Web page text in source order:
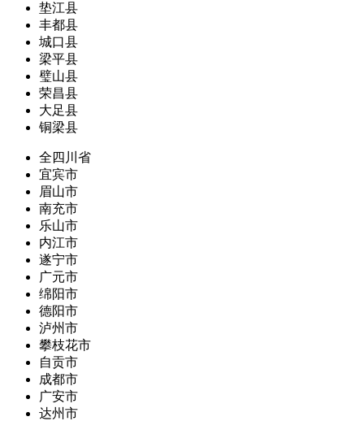
垫江县
丰都县
城口县
梁平县
璧山县
荣昌县
大足县
铜梁县
全四川省
宜宾市
眉山市
南充市
乐山市
内江市
遂宁市
广元市
绵阳市
德阳市
泸州市
攀枝花市
自贡市
成都市
广安市
达州市